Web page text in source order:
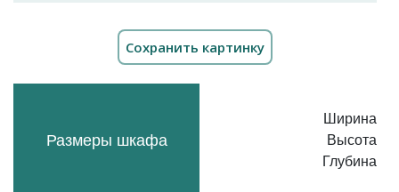
Размеры шкафа
Ширина
Высота
Глубина